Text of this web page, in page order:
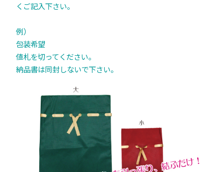
くご記入下さい。
例）
包装希望
値札を切ってください。
納品書は同封しないで下さい。